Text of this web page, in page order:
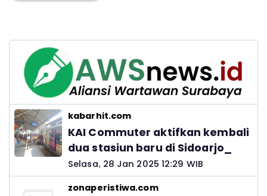
kabarhit.com
KAI Commuter aktifkan kembali
dua stasiun baru di Sidoarjo_
Selasa, 28 Jan 2025 12:29 WIB
zonaperistiwa.com